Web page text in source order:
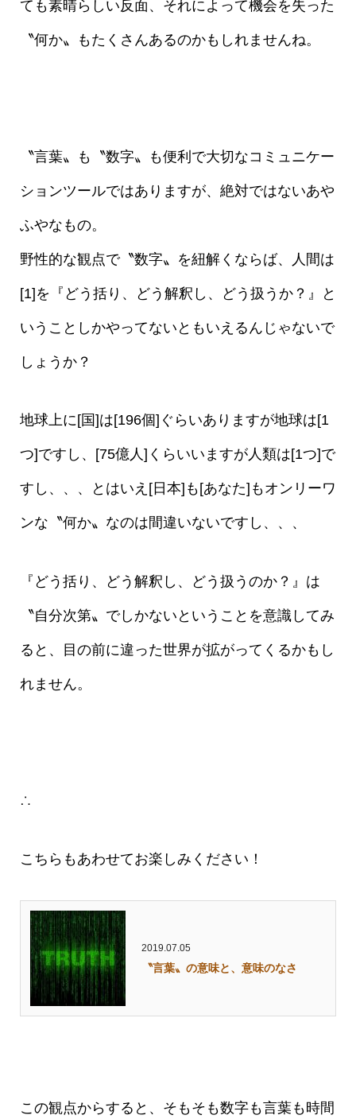
ても素晴らしい反面、それによって機会を失った
〝何か〟もたくさんあるのかもしれませんね。
〝言葉〟も〝数字〟も便利で大切なコミュニケー
ションツールではありますが、絶対ではないあや
ふやなもの。
野性的な観点で〝数字〟を紐解くならば、人間は
[1]を『どう括り、どう解釈し、どう扱うか？』と
いうことしかやってないともいえるんじゃないで
しょうか？
地球上に[国]は[196個]ぐらいありますが地球は[1
つ]ですし、[75億人]くらいいますが人類は[1つ]で
すし、、、とはいえ[日本]も[あなた]もオンリーワ
ンな〝何か〟なのは間違いないですし、、、
『どう括り、どう解釈し、どう扱うのか？』は
〝自分次第〟でしかないということを意識してみ
ると、目の前に違った世界が拡がってくるかもし
れません。
∴
こちらもあわせてお楽しみください！
2019.07.05
〝言葉〟の意味と、意味のなさ
この観点からすると、そもそも数字も言葉も時間